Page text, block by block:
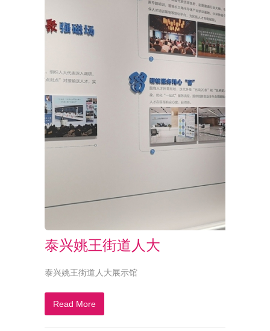
泰兴姚王街道人大
泰兴姚王街道人大展示馆
Read More